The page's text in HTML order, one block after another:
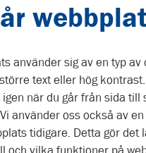
använder sig av en typ
text eller hög
när du går från sida till
använder oss också av
tidigare. Detta gör det